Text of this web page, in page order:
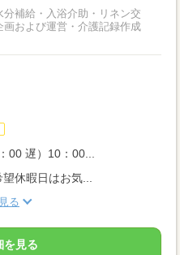
補給・入浴介助・リネン交
画および運営・介護記録作成
00 遅）10：00...
休暇日はお気...
る
を見る